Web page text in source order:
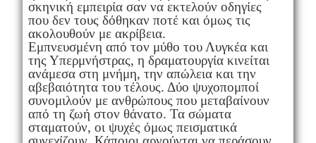
σκηνική εμπειρία σαν να εκτελούν οδηγίες
που δεν τους δόθηκαν ποτέ και όμως τις
ακολουθούν με ακρίβεια.
Εμπνευσμένη από τον μύθο του Λυγκέα και
της Υπερμνήστρας, η δραματουργία κινείται
ανάμεσα στη μνήμη, την απώλεια και την
αβεβαιότητα του τέλους. Δύο ψυχοπομποί
συνομιλούν με ανθρώπους που μεταβαίνουν
από τη ζωή στον θάνατο. Τα σώματα
σταματούν, οι ψυχές όμως πεισματικά